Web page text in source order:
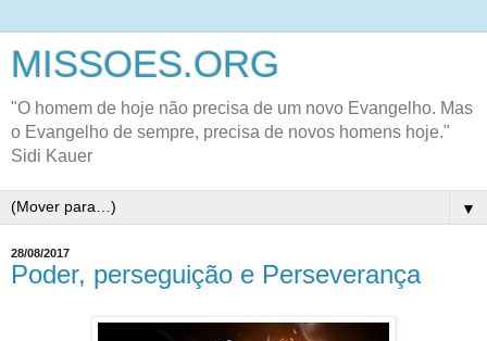
MISSOES.ORG
"O homem de hoje não precisa de um novo Evangelho. Mas
o Evangelho de sempre, precisa de novos homens hoje."
Sidi Kauer
▼
28/08/2017
Poder, perseguição e Perseverança